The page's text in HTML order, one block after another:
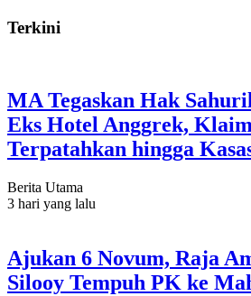
Terkini
MA Tegaskan Hak
Eks Hotel Anggrek,
Terpatahkan hingga
Berita Utama
3 hari yang lalu
Ajukan 6 Novum, Raja
Silooy Tempuh PK ke